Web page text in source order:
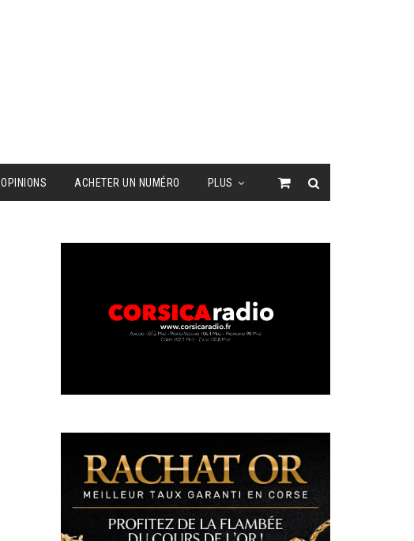
OPINIONS ACHETER UN NUMÉRO PLUS